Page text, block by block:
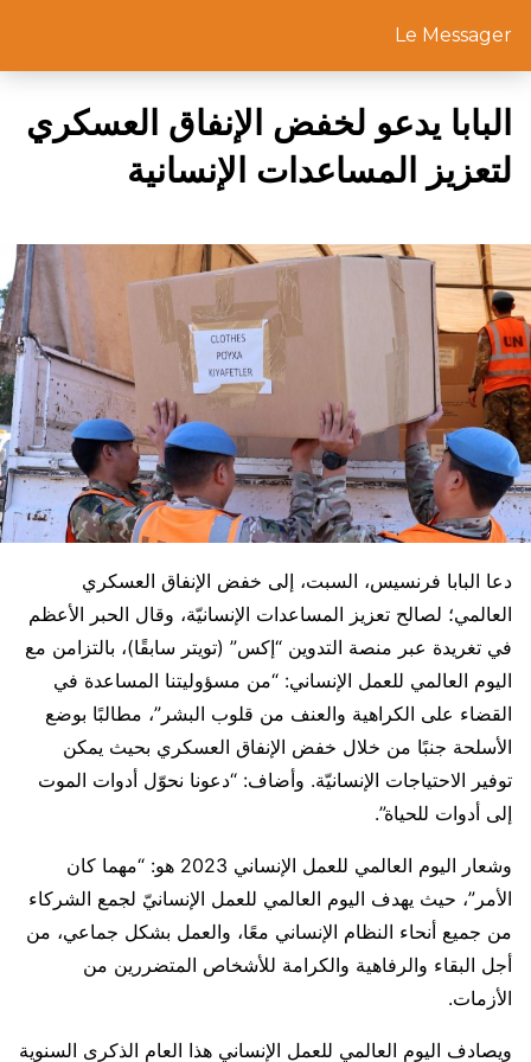
Le Messager
البابا يدعو لخفض الإنفاق العسكري
لتعزيز المساعدات الإنسانية
دعا البابا فرنسيس، السبت، إلى خفض الإنفاق العسكري
العالمي؛ لصالح تعزيز المساعدات الإنسانيّة، وقال الحبر الأعظم
في تغريدة عبر منصة التدوين “إكس” (تويتر سابقًا)، بالتزامن مع
اليوم العالمي للعمل الإنساني: “من مسؤوليتنا المساعدة في
القضاء على الكراهية والعنف من قلوب البشر”، مطالبًا بوضع
الأسلحة جنبًا من خلال خفض الإنفاق العسكري بحيث يمكن
توفير الاحتياجات الإنسانيّة. وأضاف: “دعونا نحوّل أدوات الموت
إلى أدوات للحياة”.
وشعار اليوم العالمي للعمل الإنساني 2023 هو: “مهما كان
الأمر”، حيث يهدف اليوم العالمي للعمل الإنسانيّ لجمع الشركاء
من جميع أنحاء النظام الإنساني معًا، والعمل بشكل جماعي، من
أجل البقاء والرفاهية والكرامة للأشخاص المتضررين من
الأزمات.
ويصادف اليوم العالمي للعمل الإنساني هذا العام الذكرى السنوية